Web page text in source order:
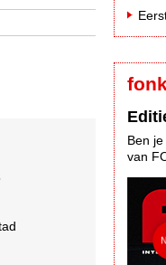
Ben
van